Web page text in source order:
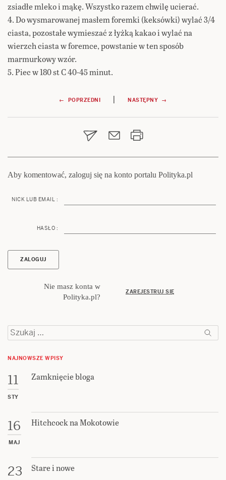
zsiadłe mleko i mąkę. Wszystko razem chwilę ucierać.
4. Do wysmarowanej masłem foremki (keksówki) wylać 3/4
ciasta, pozostałe wymieszać z łyżką kakao i wylać na
wierzch ciasta w foremce, powstanie w ten sposób
marmurkowy wzór.
5. Piec w 180 st C 40-45 minut.
Nawigacja
wpisu
← POPRZEDNI | NASTĘPNY →
Aby komentować, zaloguj się na konto portalu Polityka.pl
NICK LUB EMAIL :
HASŁO :
Nie masz konta w
Polityka.pl?
ZAREJESTRUJ SIĘ
Szukaj:
NAJNOWSZE WPISY
11
STY
Zamknięcie bloga
16
MAJ
Hitchcock na Mokotowie
23 Stare i nowe